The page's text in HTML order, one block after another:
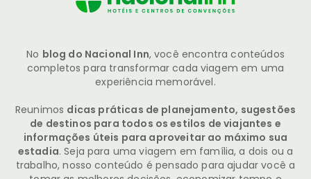
No blog do Nacional Inn, você encontra conteúdos
completos para transformar cada viagem em uma
experiência memorável.
Reunimos dicas práticas de planejamento, sugestões
de destinos para todos os estilos de viajantes e
informações úteis para aproveitar ao máximo sua
estadia. Seja para uma viagem em família, a dois ou a
trabalho, nosso conteúdo é pensado para ajudar você a